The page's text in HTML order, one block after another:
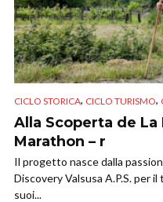
CICLO STORICA, CICLO TURISMO,
Alla Scoperta de
Marathon – r
Il progetto nasce dalla
Discovery Valsusa A.P.S. per
suoi...